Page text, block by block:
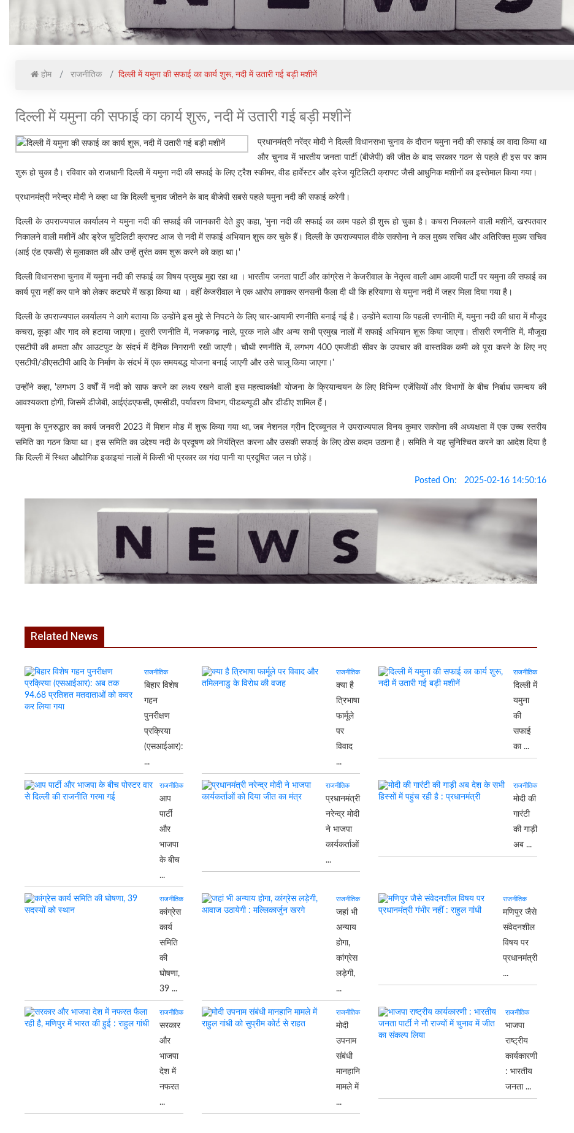
होम राजनीतिक दिल्ली में यमुना की सफाई का कार्य शुरू, नदी में उतारी गई बड़ी मशीनें
दिल्ली में यमुना की सफाई का कार्य शुरू, नदी में उतारी गई बड़ी मशीनें
प्रधानमंत्री नरेंद्र मोदी ने दिल्ली विधानसभा चुनाव के दौरान यमुना नदी की सफाई का वादा किया था
और चुनाव में भारतीय जनता पार्टी (बीजेपी) की जीत के बाद सरकार गठन से पहले ही इस पर काम
शुरू हो चुका है। रविवार को राजधानी दिल्ली में यमुना नदी की सफाई के लिए ट्रैश स्कीमर, वीड हार्वेस्टर और ड्रेज यूटिलिटी क्राफ्ट जैसी आधुनिक मशीनों का इस्तेमाल किया गया।
प्रधानमंत्री नरेन्द्र मोदी ने कहा था कि दिल्ली चुनाव जीतने के बाद बीजेपी सबसे पहले यमुना नदी की सफाई करेगी।
दिल्ली के उपराज्यपाल कार्यालय ने यमुना नदी की सफाई की जानकारी देते हुए कहा, 'मुना नदी की सफाई का काम पहले ही शुरू हो चुका है। कचरा निकालने वाली मशीनें, खरपतवार
निकालने वाली मशीनें और ड्रेज यूटिलिटी क्राफ्ट आज से नदी में सफाई अभियान शुरू कर चुके हैं। दिल्ली के उपराज्यपाल वीके सक्सेना ने कल मुख्य सचिव और अतिरिक्त मुख्य सचिव
(आई एंड एफसी) से मुलाकात की और उन्हें तुरंत काम शुरू करने को कहा था।'
दिल्ली विधानसभा चुनाव में यमुना नदी की सफाई का विषय प्रमुख मुद्दा रहा था । भारतीय जनता पार्टी और कांग्रेस ने केजरीवाल के नेतृत्व वाली आम आदमी पार्टी पर यमुना की सफाई का
कार्य पूरा नहीं कर पाने को लेकर कटघरे में खड़ा किया था । वहीं केजरीवाल ने एक आरोप लगाकर सनसनी फैला दी थी कि हरियाणा से यमुना नदी में जहर मिला दिया गया है।
दिल्ली के उपराज्यपाल कार्यालय ने आगे बताया कि उन्होंने इस मुद्दे से निपटने के लिए चार-आयामी रणनीति बनाई गई है। उन्होंने बताया कि पहली रणनीति में, यमुना नदी की धारा में मौजूद
कचरा, कूड़ा और गाद को हटाया जाएगा। दूसरी रणनीति में, नजफगढ़ नाले, पूरक नाले और अन्य सभी प्रमुख नालों में सफाई अभियान शुरू किया जाएगा। तीसरी रणनीति में, मौजूदा
एसटीपी की क्षमता और आउटपुट के संदर्भ में दैनिक निगरानी रखी जाएगी। चौथी रणनीति में, लगभग 400 एमजीडी सीवर के उपचार की वास्तविक कमी को पूरा करने के लिए नए
एसटीपी/डीएसटीपी आदि के निर्माण के संदर्भ में एक समयबद्ध योजना बनाई जाएगी और उसे चालू किया जाएगा।'
उन्होंने कहा, 'लगभग 3 वर्षों में नदी को साफ करने का लक्ष्य रखने वाली इस महत्वाकांक्षी योजना के क्रियान्वयन के लिए विभिन्न एजेंसियों और विभागों के बीच निर्बाध समन्वय की
आवश्यकता होगी, जिसमें डीजेबी, आईएंडएफसी, एमसीडी, पर्यावरण विभाग, पीडब्ल्यूडी और डीडीए शामिल हैं।
यमुना के पुनरुद्धार का कार्य जनवरी 2023 में मिशन मोड में शुरू किया गया था, जब नेशनल ग्रीन ट्रिब्यूनल ने उपराज्यपाल विनय कुमार सक्सेना की अध्यक्षता में एक उच्च स्तरीय
समिति का गठन किया था। इस समिति का उद्देश्य नदी के प्रदूषण को नियंत्रित करना और उसकी सफाई के लिए ठोस कदम उठाना है। समिति ने यह सुनिश्चित करने का आदेश दिया है
कि दिल्ली में स्थित औद्योगिक इकाइयां नालों में किसी भी प्रकार का गंदा पानी या प्रदूषित जल न छोड़ें।
Posted On: 2025-02-16 14:50:16
Related News
राजनीतिक
बिहार विशेष
गहन
पुनरीक्षण
प्रक्रिया
(एसआईआर):
...
राजनीतिक
क्या है
त्रिभाषा
फार्मूले
पर
विवाद
...
राजनीतिक
दिल्ली में
यमुना
की
सफाई
का ...
राजनीतिक
आप
पार्टी
और
भाजपा
के बीच
...
राजनीतिक
प्रधानमंत्री
नरेन्द्र मोदी
ने भाजपा
कार्यकर्ताओं
...
राजनीतिक
मोदी की
गारंटी
की गाड़ी
अब ...
राजनीतिक
कांग्रेस
कार्य
समिति
की
घोषणा,
39 ...
राजनीतिक
जहां भी
अन्याय
होगा,
कांग्रेस
लड़ेगी,
...
राजनीतिक
मणिपुर जैसे
संवेदनशील
विषय पर
प्रधानमंत्री
...
राजनीतिक
सरकार
और
भाजपा
देश में
नफरत
...
राजनीतिक
मोदी
उपनाम
संबंधी
मानहानि
मामले में
...
राजनीतिक
भाजपा
राष्ट्रीय
कार्यकारणी
: भारतीय
जनता ...